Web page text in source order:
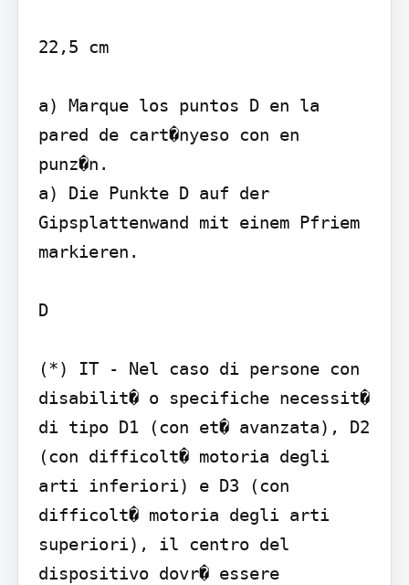
22,5 cm
a) Marque los puntos D en la
pared de cart�nyeso con en
punz�n.
a) Die Punkte D auf der
Gipsplattenwand mit einem Pfriem
markieren.
D
(*) IT - Nel caso di persone con
disabilit� o specifiche necessit�
di tipo D1 (con et� avanzata), D2
(con difficolt� motoria degli
arti inferiori) e D3 (con
difficolt� motoria degli arti
superiori), il centro del
dispositivo dovr� essere